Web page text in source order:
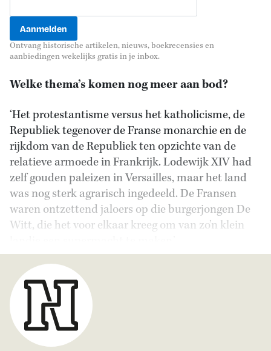
Ontvang historische artikelen, nieuws, boekrecensies en
aanbiedingen wekelijks gratis in je inbox.
Welke thema’s komen nog meer aan bod?
‘Het protestantisme versus het katholicisme, de
Republiek tegenover de Franse monarchie en de
rijkdom van de Republiek ten opzichte van de
relatieve armoede in Frankrijk. Lodewijk XIV had
zelf gouden paleizen in Versailles, maar het land
was nog sterk agrarisch ingedeeld. De Fransen
waren ontzettend jaloers op die burgerjongen De
Witt, die het voor elkaar kreeg om van zo’n klein